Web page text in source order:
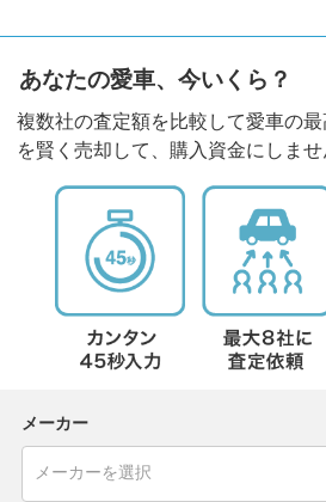
あなたの愛車、今いくら？
複数社の査定額を比較して愛車の
を賢く売却して、購入資金にしませ
メーカー